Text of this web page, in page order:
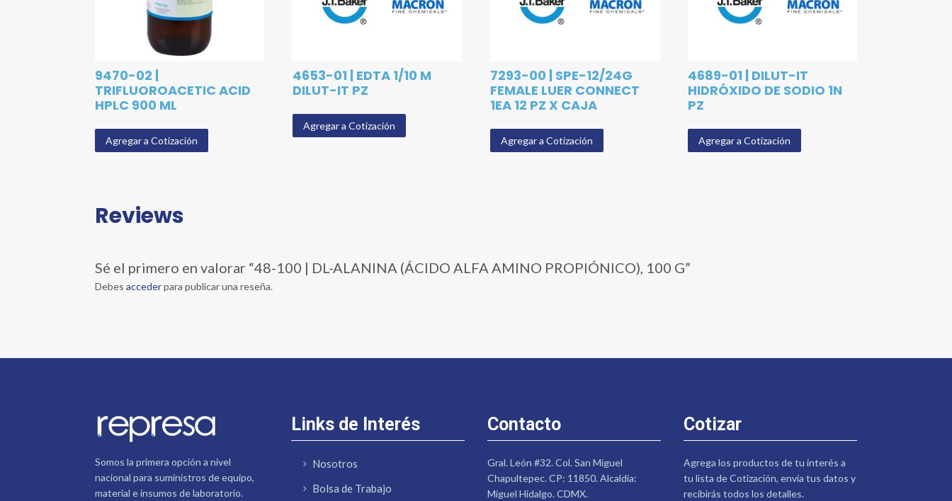
9470-02 |
TRIFLUOROACETIC ACID
HPLC 900 ML
Agregar a Cotización
4653-01 | EDTA 1/10 M
DILUT-IT PZ
Agregar a Cotización
7293-00 | SPE-12/24G
FEMALE LUER CONNECT
1EA 12 PZ X CAJA
Agregar a Cotización
4689-01 | DILUT-IT
HIDRÓXIDO DE SODIO 1N
PZ
Agregar a Cotización
Reviews
Sé el primero en valorar “48-100 | DL-ALANINA (ÁCIDO ALFA AMINO PROPIÓNICO), 100 G”
Debesaccederpara publicar una reseña.
Somos la primera opción a nivel
nacional para suministros de equipo,
material e insumos de laboratorio.
Links de Interés
Nosotros
Bolsa de Trabajo
Contacto
Gral. León #32. Col. San Miguel
Chapultepec. CP: 11850. Alcaldía:
Miguel Hidalgo. CDMX.
Cotizar
Agrega los productos de tu interés a
tu lista de Cotización, envía tus datos y
recibirás todos los detalles.